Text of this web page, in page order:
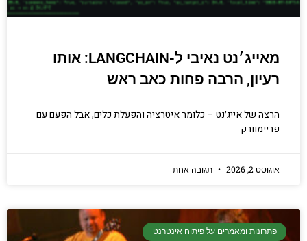
מאייג׳נט נאיבי ל-LANGCHAIN: אותו
רעיון, הרבה פחות כאב ראש
הרצה של אייג׳נט – כלומר איטרציה והפעלת כלים, אבל הפעם עם
פריימוורק
אוגוסט 2, 2026 תגובה אחת
פתרונות ומאמרים על פיתוח אינטרנט